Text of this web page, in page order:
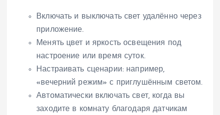
Включать и выключать свет удалённо через
приложение.
Менять цвет и яркость освещения под
настроение или время суток.
Настраивать сценарии: например,
«вечерний режим» с приглушённым светом.
Автоматически включать свет, когда вы
заходите в комнату благодаря датчикам